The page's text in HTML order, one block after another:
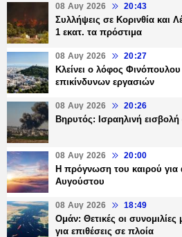
08 Αυγ 2026 20:43
Συλλήψεις σε Κορινθία και
1 εκατ. τα πρόστιμα
08 Αυγ 2026 20:27
Κλείνει ο λόφος
επικίνδυνων εργασιών
08 Αυγ 2026 20:26
Βηρυτός: Ισραηλινή
08 Αυγ 2026 20:00
Η πρόγνωση του καιρού για
Αυγούστου
08 Αυγ 2026 18:49
Ομάν: Θετικές οι
για επιθέσεις σε πλοία